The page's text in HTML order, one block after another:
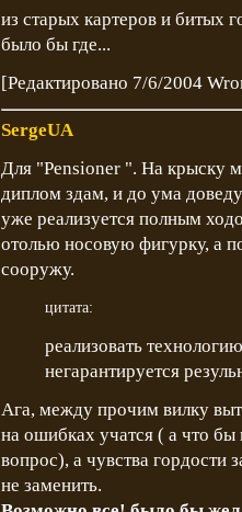
из старых картеров и битых
было бы где...
[Редактировано 7/6/2004
SergeUA
Для "Pensioner ". На крыску
диплом здам, и до ума
уже реализуется полным
отолью носовую фигурку, а
сооружу.
цитата:
реализовать
негарантируется
Ага, между прочим вилку
на ошибках учатся ( а что
вопрос), а чувства гордости
не заменить.